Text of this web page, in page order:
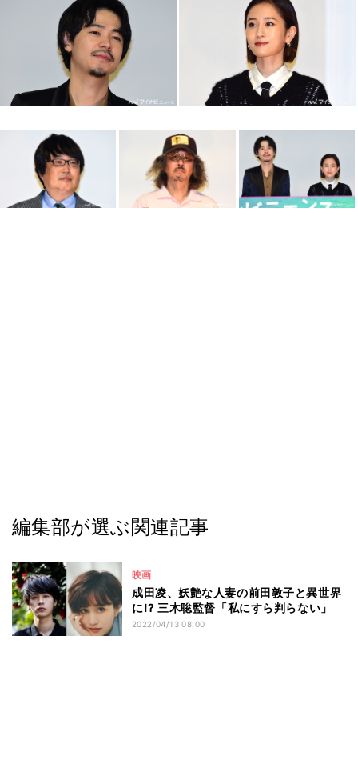
編集部が選ぶ関連記事
映画
成田凌、妖艶な人妻の前田敦子と異世界
に!? 三木聡監督「私にすら判らない」
2022/04/13 08:00